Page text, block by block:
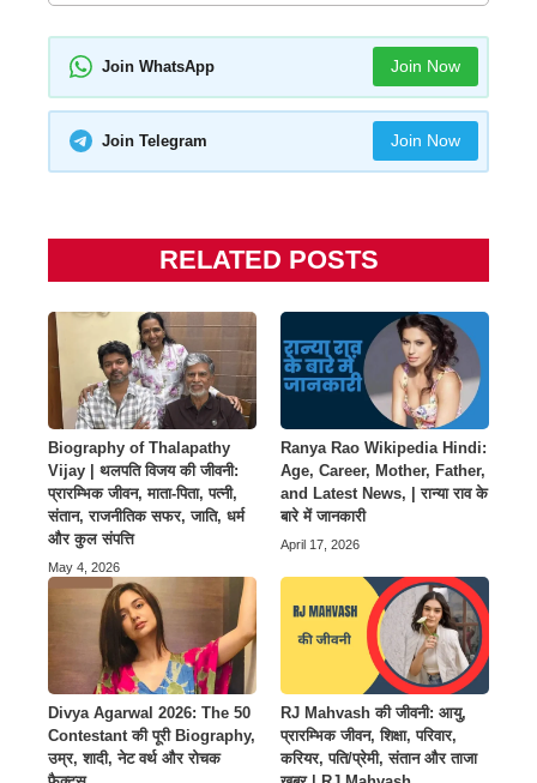
Join WhatsApp Join Now
Join Telegram Join Now
RELATED POSTS
Biography of Thalapathy
Vijay | थलपति विजय की जीवनी:
प्रारम्भिक जीवन, माता-पिता, पत्नी,
संतान, राजनीतिक सफर, जाति, धर्म
और कुल संपत्ति
May 4, 2026
Ranya Rao Wikipedia Hindi:
Age, Career, Mother, Father,
and Latest News, | रान्या राव के
बारे में जानकारी
April 17, 2026
Divya Agarwal 2026: The 50
Contestant की पूरी Biography,
उम्र, शादी, नेट वर्थ और रोचक
RJ Mahvash की जीवनी: आयु,
प्रारम्भिक जीवन, शिक्षा, परिवार,
करियर, पति/प्रेमी, संतान और ताजा